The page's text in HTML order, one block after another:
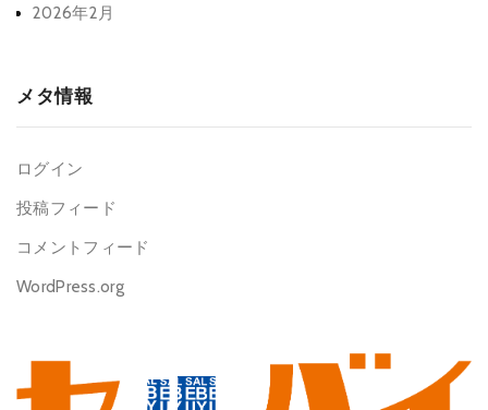
2026年2月
メタ情報
ログイン
投稿フィード
コメントフィード
WordPress.org